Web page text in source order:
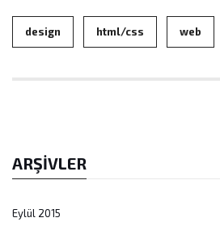
design html/css web
ARŞIVLER
Eylül 2015